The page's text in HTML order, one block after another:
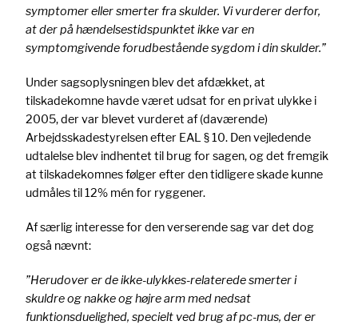
symptomer eller smerter fra skulder. Vi vurderer derfor,
at der på hændelsestidspunktet ikke var en
symptomgivende forudbestående sygdom i din skulder.”
Under sagsoplysningen blev det afdækket, at
tilskadekomne havde været udsat for en privat ulykke i
2005, der var blevet vurderet af (daværende)
Arbejdsskadestyrelsen efter EAL § 10. Den vejledende
udtalelse blev indhentet til brug for sagen, og det fremgik
at tilskadekomnes følger efter den tidligere skade kunne
udmåles til 12% mén for ryggener.
Af særlig interesse for den verserende sag var det dog
også nævnt:
”Herudover er de ikke-ulykkes-relaterede smerter i
skuldre og nakke og højre arm med nedsat
funktionsduelighed, specielt ved brug af pc-mus, der er